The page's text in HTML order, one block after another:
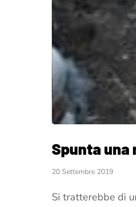
Spunta una
20 Settembre 2019
Si tratterebbe di